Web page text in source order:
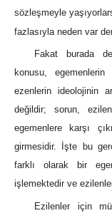
sözleşmeyle
fazlasıyla neden var
Fakat burada
konusu,
ezenlerin ideolojinin
değildir; sorun,
egemenlere karşı
girmesidir. İşte bu
farklı olarak bir
işlemektedir ve
Ezilenler için